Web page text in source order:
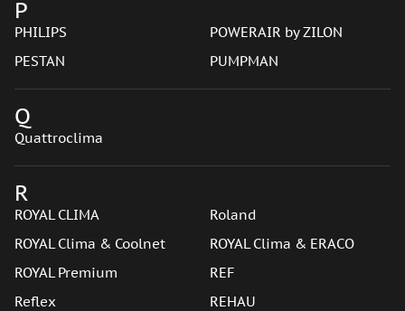
P
PHILIPS
POWERAIR by ZILON
PESTAN
PUMPMAN
Q
Quattroclima
R
ROYAL CLIMA
Roland
ROYAL Clima & Coolnet
ROYAL Clima & ERACO
ROYAL Premium
REF
Reflex
REHAU